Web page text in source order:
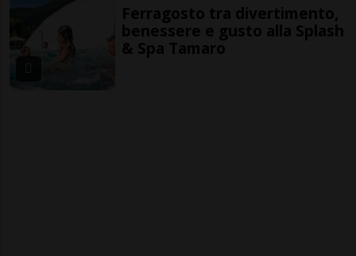
Ferragosto tra divertimento,
benessere e gusto alla Splash
& Spa Tamaro